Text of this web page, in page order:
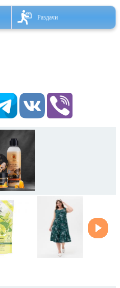
Раздачи